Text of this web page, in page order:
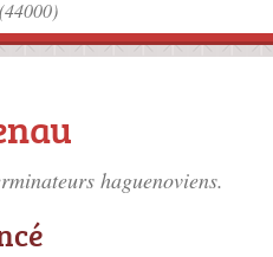
haguenoviens.